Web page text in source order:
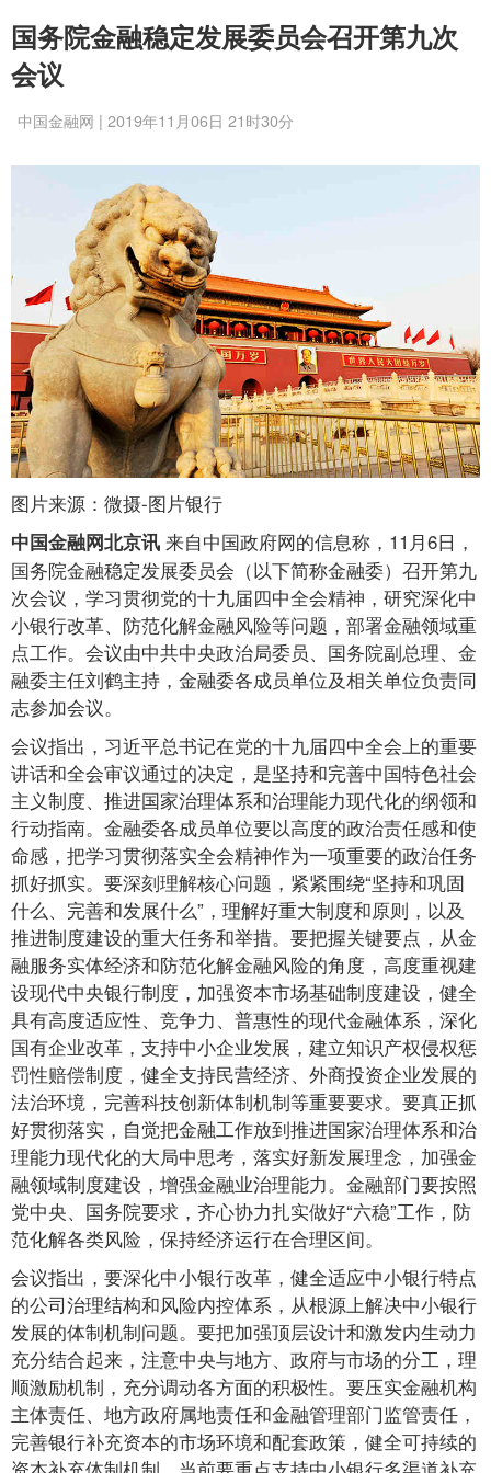
国务院金融稳定发展委员会召开第九次
会议
中国金融网 | 2019年11月06日 21时30分
图片来源：微摄-图片银行
中国金融网北京讯 来自中国政府网的信息称，11月6日，
国务院金融稳定发展委员会（以下简称金融委）召开第九
次会议，学习贯彻党的十九届四中全会精神，研究深化中
小银行改革、防范化解金融风险等问题，部署金融领域重
点工作。会议由中共中央政治局委员、国务院副总理、金
融委主任刘鹤主持，金融委各成员单位及相关单位负责同
志参加会议。
会议指出，习近平总书记在党的十九届四中全会上的重要
讲话和全会审议通过的决定，是坚持和完善中国特色社会
主义制度、推进国家治理体系和治理能力现代化的纲领和
行动指南。金融委各成员单位要以高度的政治责任感和使
命感，把学习贯彻落实全会精神作为一项重要的政治任务
抓好抓实。要深刻理解核心问题，紧紧围绕“坚持和巩固
什么、完善和发展什么”，理解好重大制度和原则，以及
推进制度建设的重大任务和举措。要把握关键要点，从金
融服务实体经济和防范化解金融风险的角度，高度重视建
设现代中央银行制度，加强资本市场基础制度建设，健全
具有高度适应性、竞争力、普惠性的现代金融体系，深化
国有企业改革，支持中小企业发展，建立知识产权侵权惩
罚性赔偿制度，健全支持民营经济、外商投资企业发展的
法治环境，完善科技创新体制机制等重要要求。要真正抓
好贯彻落实，自觉把金融工作放到推进国家治理体系和治
理能力现代化的大局中思考，落实好新发展理念，加强金
融领域制度建设，增强金融业治理能力。金融部门要按照
党中央、国务院要求，齐心协力扎实做好“六稳”工作，防
范化解各类风险，保持经济运行在合理区间。
会议指出，要深化中小银行改革，健全适应中小银行特点
的公司治理结构和风险内控体系，从根源上解决中小银行
发展的体制机制问题。要把加强顶层设计和激发内生动力
充分结合起来，注意中央与地方、政府与市场的分工，理
顺激励机制，充分调动各方面的积极性。要压实金融机构
主体责任、地方政府属地责任和金融管理部门监管责任，
完善银行补充资本的市场环境和配套政策，健全可持续的